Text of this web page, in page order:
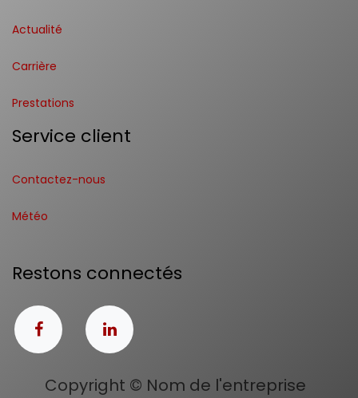
Actualité
Carrière
Prestations
Service client
Contactez-nous
Météo
Restons connectés
Copyright © Nom de l'entreprise